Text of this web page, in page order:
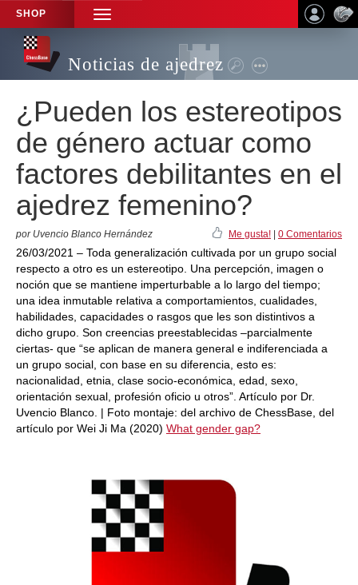
SHOP
TOGGLE
NAVIGATION
Noticias de ajedrez
¿Pueden los estereotipos
de género actuar como
factores debilitantes en el
ajedrez femenino?
por Uvencio Blanco Hernández Me gusta! 0 Comentarios
26/03/2021 – Toda generalización cultivada por un grupo social
respecto a otro es un estereotipo. Una percepción, imagen o
noción que se mantiene imperturbable a lo largo del tiempo;
una idea inmutable relativa a comportamientos, cualidades,
habilidades, capacidades o rasgos que les son distintivos a
dicho grupo. Son creencias preestablecidas –parcialmente
ciertas- que “se aplican de manera general e indiferenciada a
un grupo social, con base en su diferencia, esto es:
nacionalidad, etnia, clase socio-económica, edad, sexo,
orientación sexual, profesión oficio u otros”. Artículo por Dr.
Uvencio Blanco. | Foto montaje: del archivo de ChessBase, del
artículo por Wei Ji Ma (2020) What gender gap?